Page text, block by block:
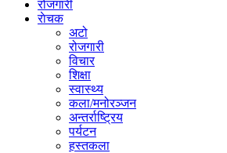
रोजगारी
राेचक
अटो
रोजगारी
विचार
शिक्षा
स्वास्थ्य
कला/मनोरञ्जन
अन्तर्राष्ट्रिय
पर्यटन
हस्तकला